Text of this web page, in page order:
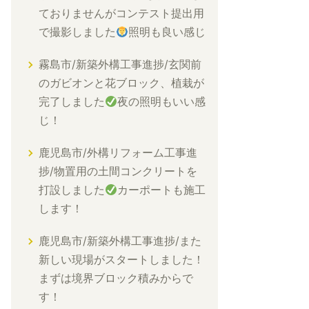
ておりませんがコンテスト提出用
で撮影しました
照明も良い感じ
霧島市/新築外構工事進捗/玄関前
のガビオンと花ブロック、植栽が
完了しました
夜の照明もいい感
じ！
鹿児島市/外構リフォーム工事進
捗/物置用の土間コンクリートを
打設しました
カーポートも施工
します！
鹿児島市/新築外構工事進捗/また
新しい現場がスタートしました！
まずは境界ブロック積みからで
す！